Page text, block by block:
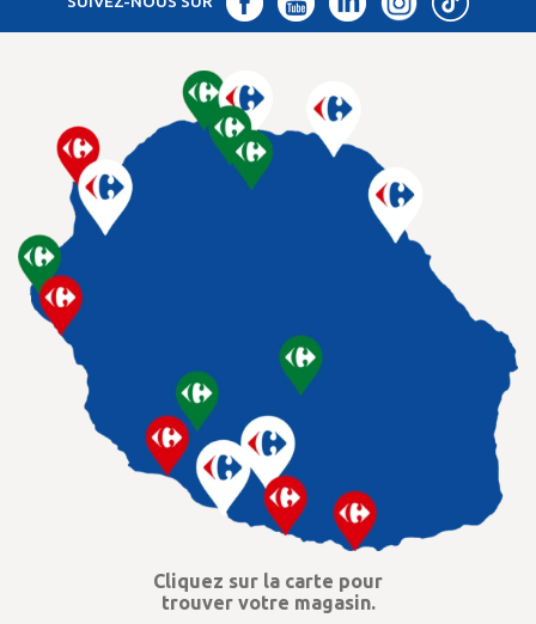
Cliquez sur la carte pour
trouver votre magasin.